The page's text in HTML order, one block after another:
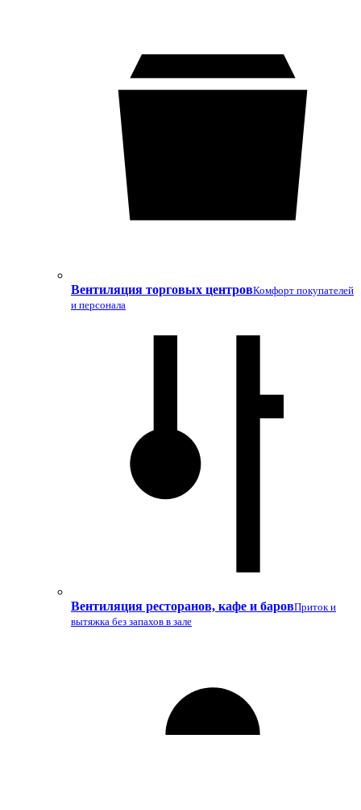
Вентиляция торговых центровКомфорт покупателей
и персонала
Вентиляция ресторанов, кафе и баровПриток и
вытяжка без запахов в зале